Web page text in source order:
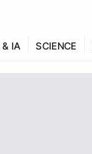
& IA SCIENCE